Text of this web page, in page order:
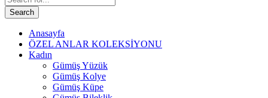
Search
Anasayfa
ÖZEL ANLAR KOLEKSİYONU
Kadın
Gümüş Yüzük
Gümüş Kolye
Gümüş Küpe